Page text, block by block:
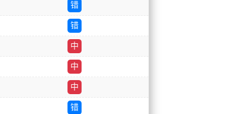
错
错
中
中
中
错